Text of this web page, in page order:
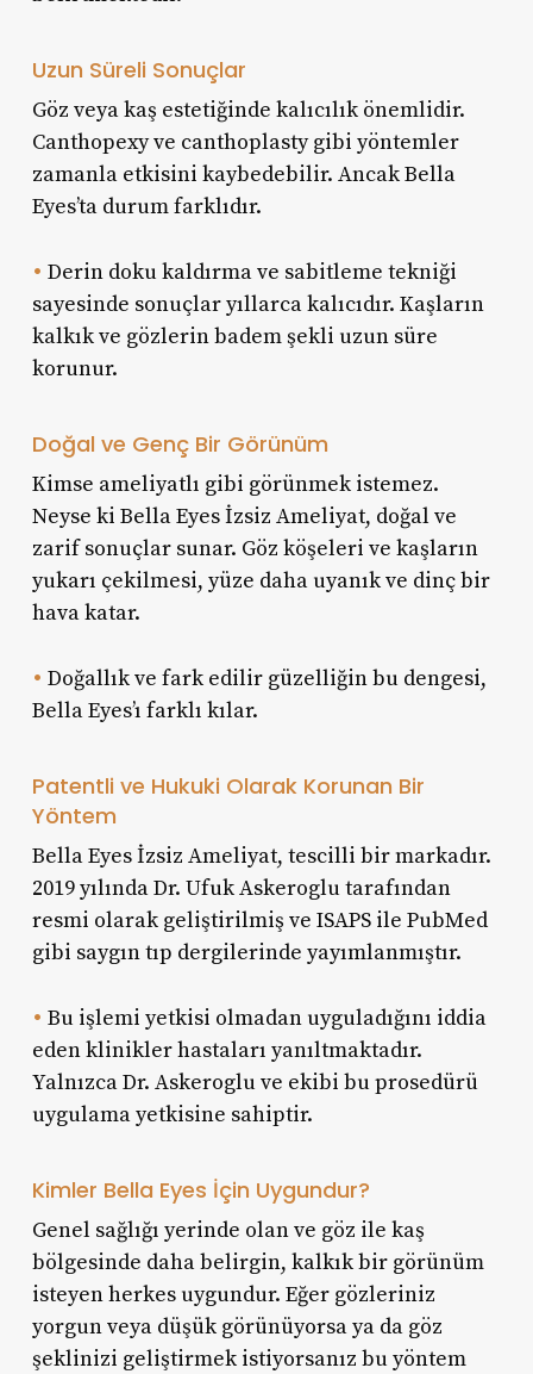
Uzun Süreli Sonuçlar
Göz veya kaş estetiğinde kalıcılık önemlidir.
Canthopexy ve canthoplasty gibi yöntemler
zamanla etkisini kaybedebilir. Ancak Bella
Eyes’ta durum farklıdır.
• Derin doku kaldırma ve sabitleme tekniği
sayesinde sonuçlar yıllarca kalıcıdır. Kaşların
kalkık ve gözlerin badem şekli uzun süre
korunur.
Doğal ve Genç Bir Görünüm
Kimse ameliyatlı gibi görünmek istemez.
Neyse ki Bella Eyes İzsiz Ameliyat, doğal ve
zarif sonuçlar sunar. Göz köşeleri ve kaşların
yukarı çekilmesi, yüze daha uyanık ve dinç bir
hava katar.
• Doğallık ve fark edilir güzelliğin bu dengesi,
Bella Eyes’ı farklı kılar.
Patentli ve Hukuki Olarak Korunan Bir
Yöntem
Bella Eyes İzsiz Ameliyat, tescilli bir markadır.
2019 yılında Dr. Ufuk Askeroglu tarafından
resmi olarak geliştirilmiş ve ISAPS ile PubMed
gibi saygın tıp dergilerinde yayımlanmıştır.
• Bu işlemi yetkisi olmadan uyguladığını iddia
eden klinikler hastaları yanıltmaktadır.
Yalnızca Dr. Askeroglu ve ekibi bu prosedürü
uygulama yetkisine sahiptir.
Kimler Bella Eyes İçin Uygundur?
Genel sağlığı yerinde olan ve göz ile kaş
bölgesinde daha belirgin, kalkık bir görünüm
isteyen herkes uygundur. Eğer gözleriniz
yorgun veya düşük görünüyorsa ya da göz
şeklinizi geliştirmek istiyorsanız bu yöntem